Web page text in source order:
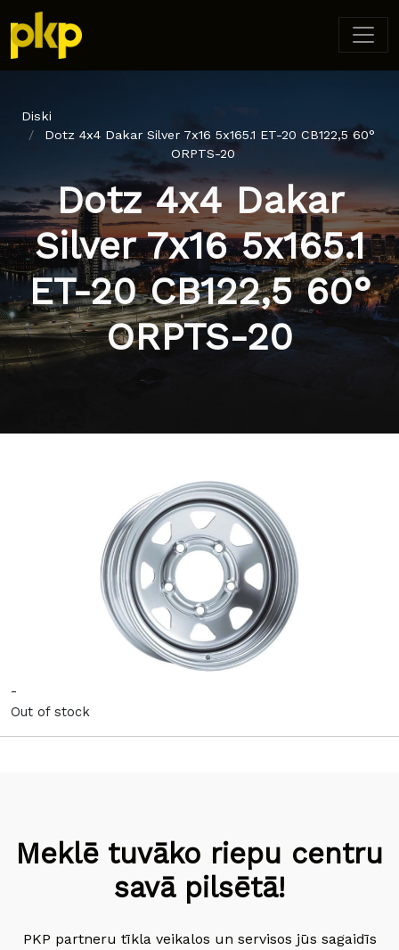
Diski
Dotz 4x4 Dakar Silver 7x16 5x165.1 ET-20 CB122,5 60°
ORPTS-20
Dotz 4x4 Dakar
Silver 7x16 5x165.1
ET-20 CB122,5 60°
ORPTS-20
-
Out of stock
Meklē tuvāko riepu centru
savā pilsētā!
PKP partneru tīkla veikalos un servisos jūs sagaidīs